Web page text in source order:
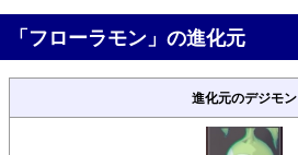
「フローラモン」の進化元
進化元のデジモン